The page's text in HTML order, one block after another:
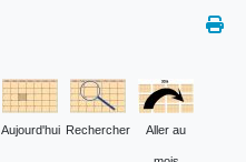
Aujourd'hui Rechercher Aller au